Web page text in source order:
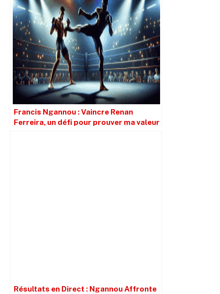
Francis Ngannou : Vaincre Renan
Ferreira, un défi pour prouver ma valeur
Résultats en Direct : Ngannou Affronte